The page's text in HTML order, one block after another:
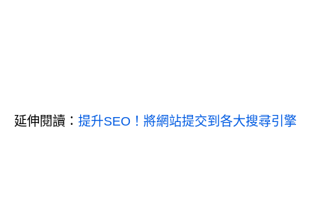
延伸閱讀： 提升SEO！將網站提交到各大搜尋引擎